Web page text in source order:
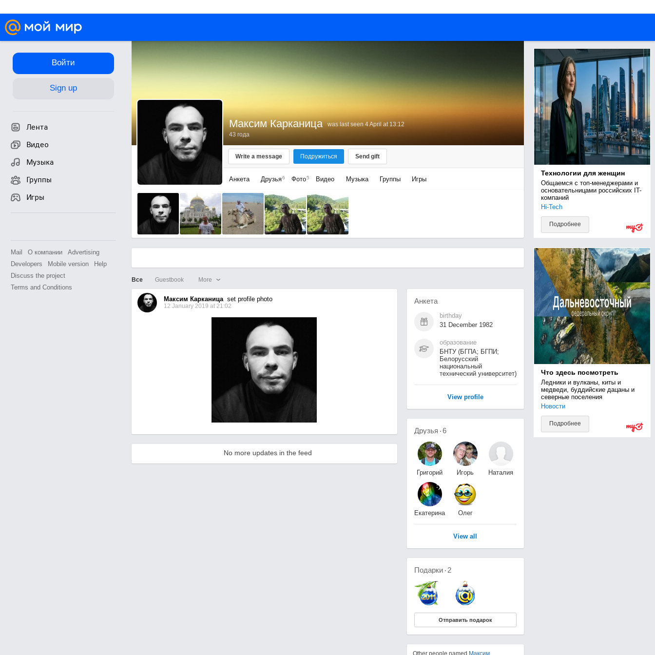
Войти
Sign up
Лента
Видео
Музыка
Группы
Игры
Mail О компании
Advertising
Developers
Mobile version
Help
Discuss the project
Terms and Conditions
Максим Карканица
was last seen 4 April at 13:12
43 года
Write a message Подружиться Send gift
Анкета Друзья6 Фото5 Видео Музыка Группы Игры
Все Guestbook More
Максим Карканицаset profile photo
12 January 2019 at 21:02
No more updates in the feed
Анкета
birthday
31 December 1982
образование
БНТУ (БГПА; БГПИ;
Белорусский
национальный
технический университет)
View profile
Технологии для женщин
Общаемся с топ-менеджерами и
основательницами российских IT-
компаний
Hi-Tech
Подробнее
Что здесь посмотреть
Ледники и вулканы, киты и
медведи, буддийские дацаны и
северные поселения
Новости
Подробнее
Друзья 6
Григорий
Игорь
Наталия
Екатерина
Олег
View all
Подарки 2
Отправить подарок